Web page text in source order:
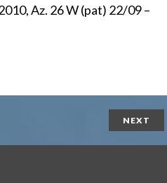
Az. 26 W (pat) 22/09 –
NEXT